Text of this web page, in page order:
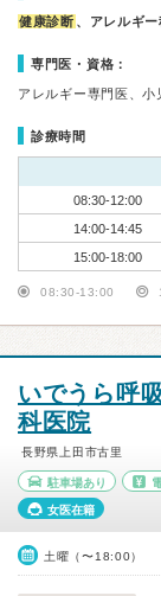
健康診断 、アレルギ
専門医・資格：
アレルギー専門医、小
診療時間
08:30-12:00
14:00-14:45
15:00-18:00
08:30-13:00
いでうら呼
科医院
長野県上田市古里
駐車場あり
女医在籍
土曜（〜18:00）